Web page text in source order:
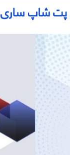
پت شاپ ساری